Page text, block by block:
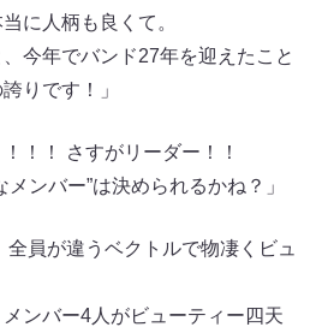
に人柄も良くて。
今年でバンド27年を迎えたこと
りです！」
！！ さすがリーダー！！
ンバー”は決められるかね？」
員が違うベクトルで物凄くビュ
ンバー4人がビューティー四天